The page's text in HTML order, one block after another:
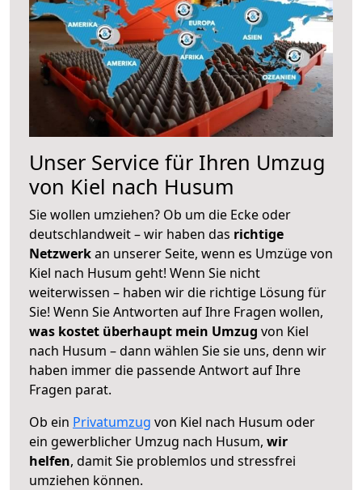
Unser Service für Ihren Umzug
von Kiel nach Husum
Sie wollen umziehen? Ob um die Ecke oder
deutschlandweit – wir haben das richtige
Netzwerkan unserer Seite, wenn es Umzüge von
Kiel nach Husum geht! Wenn Sie nicht
weiterwissen – haben wir die richtige Lösung für
Sie! Wenn Sie Antworten auf Ihre Fragen wollen,
was kostet überhaupt mein Umzug von Kiel
nach Husum – dann wählen Sie sie uns, denn wir
haben immer die passende Antwort auf Ihre
Fragen parat.
Ob ein Privatumzug von Kiel nach Husum oder
ein gewerblicher Umzug nach Husum, wir
helfen, damit Sie problemlos und stressfrei
umziehen können.